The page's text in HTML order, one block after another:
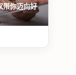
带你迈向好